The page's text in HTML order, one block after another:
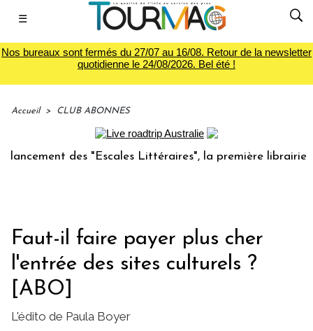
☰
Nos bureaux sont fermés du 27/07 au 16/08. Retour de la newsletter
quotidienne le 24/08/2026. Bel été !
Accueil > CLUB ABONNES
des "Escales Littéraires", la première librairie du
Faut-il faire payer plus cher
l'entrée des sites culturels ?
[ABO]
L'édito de Paula Boyer